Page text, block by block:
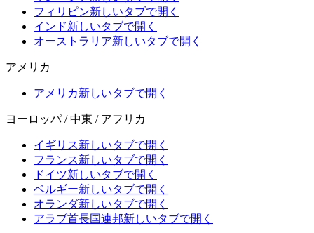
フィリピン新しいタブで開く
インド新しいタブで開く
オーストラリア新しいタブで開く
アメリカ
アメリカ新しいタブで開く
ヨーロッパ / 中東 / アフリカ
イギリス新しいタブで開く
フランス新しいタブで開く
ドイツ新しいタブで開く
ベルギー新しいタブで開く
オランダ新しいタブで開く
アラブ首長国連邦新しいタブで開く